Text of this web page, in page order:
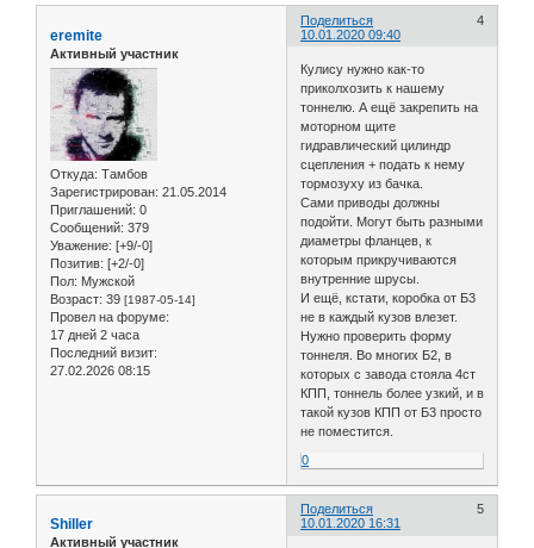
Поделиться
4
10.01.2020 09:40
eremite
Активный участник
Откуда: Тамбов
Зарегистрирован: 21.05.2014
Приглашений: 0
Сообщений: 379
Уважение: [+9/-0]
Позитив: [+2/-0]
Пол: Мужской
Возраст: 39 [1987-05-14]
Провел на форуме:
17 дней 2 часа
Последний визит:
27.02.2026 08:15
Кулису нужно как-то
приколхозить к нашему
тоннелю. А ещё закрепить на
моторном щите
гидравлический цилиндр
сцепления + подать к нему
тормозуху из бачка.
Сами приводы должны
подойти. Могут быть разными
диаметры фланцев, к
которым прикручиваются
внутренние шрусы.
И ещё, кстати, коробка от Б3
не в каждый кузов влезет.
Нужно проверить форму
тоннеля. Во многих Б2, в
которых с завода стояла 4ст
КПП, тоннель более узкий, и в
такой кузов КПП от Б3 просто
не поместится.
0
Поделиться
5
10.01.2020 16:31
Shiller
Активный участник